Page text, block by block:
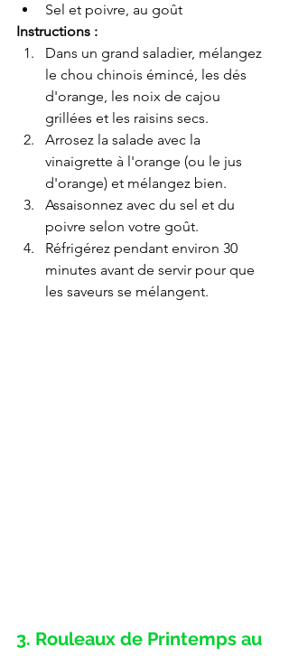
Sel et poivre, au goût
Instructions :
Dans un grand saladier, mélangez
le chou chinois émincé, les dés
d'orange, les noix de cajou
grillées et les raisins secs.
Arrosez la salade avec la
vinaigrette à l'orange (ou le jus
d'orange) et mélangez bien.
Assaisonnez avec du sel et du
poivre selon votre goût.
Réfrigérez pendant environ 30
minutes avant de servir pour que
les saveurs se mélangent.
3. Rouleaux de Printemps au